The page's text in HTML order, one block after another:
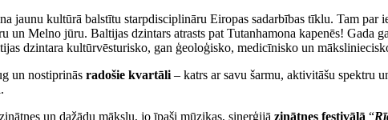
jaunu kultūrā balstītu starpdisciplināru Eiropas sadarbības tīklu. Tam par
un Melno jūru. Baltijas dzintars atrasts pat Tutanhamona kapenēs! Gada
dzintara kultūrvēsturisko, gan ģeoloģisko, medicīnisko un
un nostiprinās radošie kvartāli – katrs ar savu šarmu, aktivitāšu spektru
un dažādu mākslu, jo īpaši mūzikas, sinerģijā zinātnes festivālā “